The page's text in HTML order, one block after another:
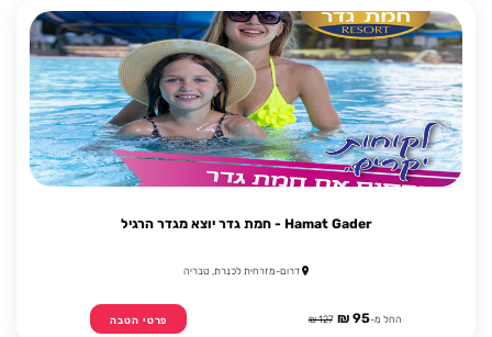
Hamat Gader - חמת גדר יוצא מגדר הרגיל
דרום-מזרחית לכנרת, טבריה
החל מ-95 ₪
127 ₪ פרטי הטבה